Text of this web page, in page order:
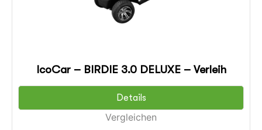
IcoCar – BIRDIE 3.0 DELUXE – Verleih
Details
Vergleichen